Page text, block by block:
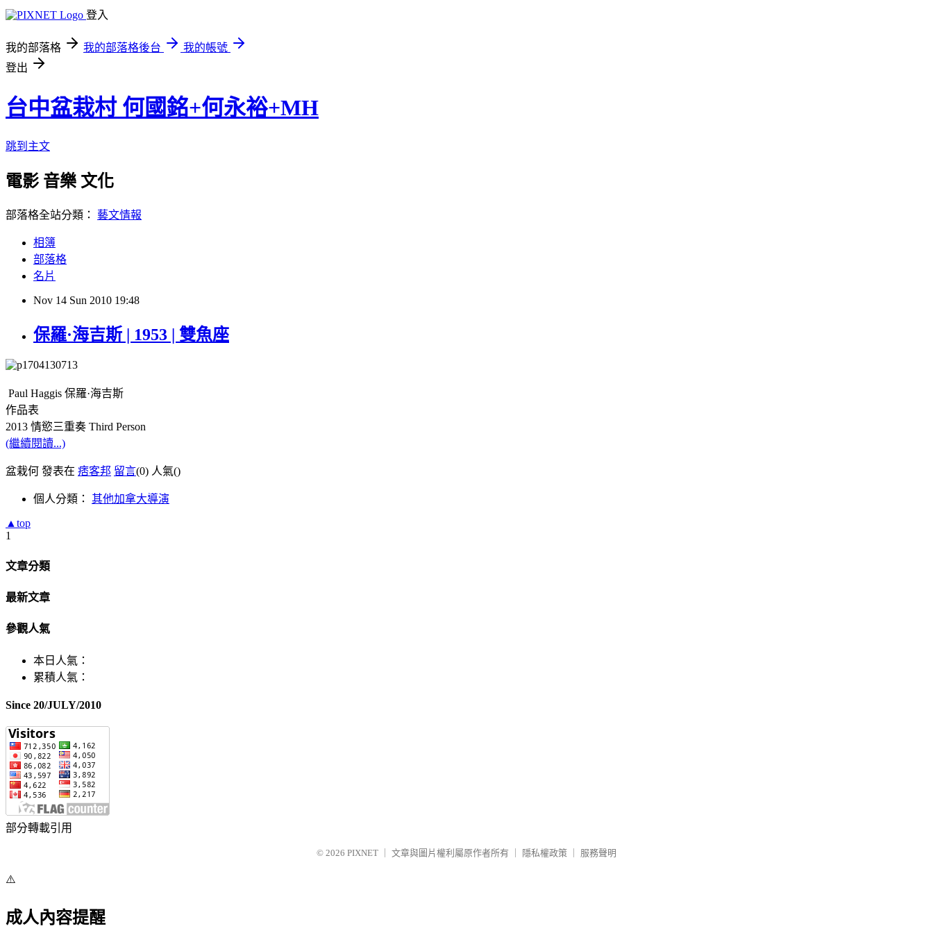
登入
我的部落格 我的部落格後台
我的帳號
登出
台中盆栽村 何國銘+何永裕+MH
跳到主文
電影 音樂 文化
部落格全站分類： 藝文情報
相簿
部落格
名片
Nov 14 Sun 2010 19:48
保羅·海吉斯 | 1953 | 雙魚座
Paul Haggis 保羅·海吉斯
作品表
2013 情慾三重奏 Third Person
(繼續閱讀...)
盆栽何 發表在 痞客邦 留言(0) 人氣()
個人分類： 其他加拿大導演
▲top
1
文章分類
最新文章
參觀人氣
本日人氣：
累積人氣：
Since 20/JULY/2010
部分轉載引用
© 2026 PIXNET 文章與圖片權利屬原作者所有 隱私權政策 服務聲明
⚠️
成人內容提醒